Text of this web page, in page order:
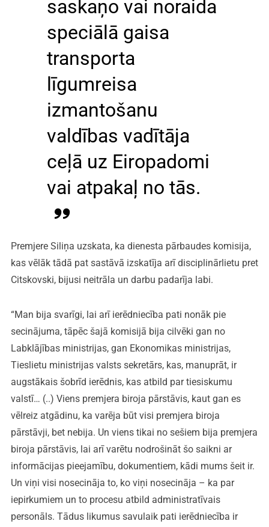
saskaņo vai noraida
speciālā gaisa
transporta
līgumreisa
izmantošanu
valdības vadītāja
ceļā uz Eiropadomi
vai atpakaļ no tās.
Premjere Siliņa uzskata, ka dienesta pārbaudes komisija,
kas vēlāk tādā pat sastāvā izskatīja arī disciplinārlietu pret
Citskovski, bijusi neitrāla un darbu padarīja labi.
“Man bija svarīgi, lai arī ierēdniecība pati nonāk pie
secinājuma, tāpēc šajā komisijā bija cilvēki gan no
Labklājības ministrijas, gan Ekonomikas ministrijas,
Tieslietu ministrijas valsts sekretārs, kas, manuprāt, ir
augstākais šobrīd ierēdnis, kas atbild par tiesiskumu
valstī… (..) Viens premjera biroja pārstāvis, kaut gan es
vēlreiz atgādinu, ka varēja būt visi premjera biroja
pārstāvji, bet nebija. Un viens tikai no sešiem bija premjera
biroja pārstāvis, lai arī varētu nodrošināt šo saikni ar
informācijas pieejamību, dokumentiem, kādi mums šeit ir.
Un viņi visi nosecināja to, ko viņi nosecināja – ka par
iepirkumiem un to procesu atbild administratīvais
personāls. Tādus likumus savulaik pati ierēdniecība ir